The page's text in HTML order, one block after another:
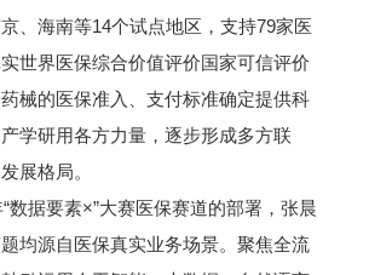
、海南等14个试点地区，支持79家医
世界医保综合价值评价国家可信评价
械的医保准入、支付标准确定提供科
学研用各方力量，逐步形成多方联
展格局。
据要素×”大赛医保赛道的部署，张晨
均源自医保真实业务场景。聚焦全流